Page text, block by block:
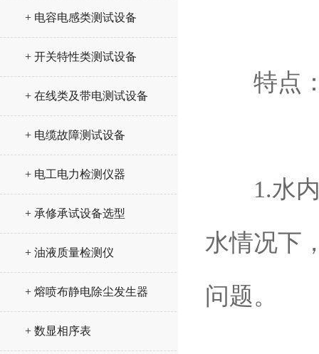
+ 电容电感类测试设备
+ 开关特性类测试设备
+ 在线类及带电测试设备
+ 电缆故障测试设备
+ 电工电力检测仪器
+ 承修承试设备选型
+ 油液质量检测仪
+ 熔喷布静电除尘发生器
+ 数显相序表
特点
1.水内
水情况下
问题。